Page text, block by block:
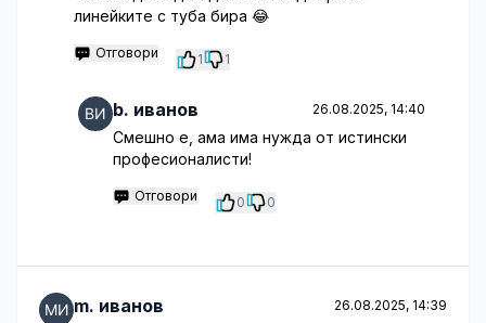
линейките с туба бира 😂
Отговори 1 1
b. иванов 26.08.2025, 14:40
Смешно е, ама има нужда от истински
професионалисти!
Отговори 0 0
m. иванов 26.08.2025, 14:39